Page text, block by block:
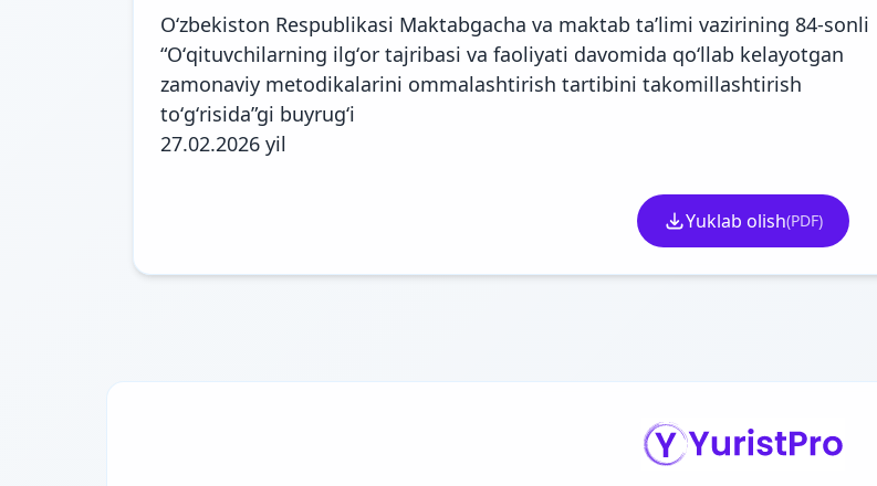
Oʻzbekiston Respublikasi Maktabgacha va maktab taʼlimi vazirining 84-sonli
“Oʻqituvchilarning ilgʻor tajribasi va faoliyati davomida qoʻllab kelayotgan
zamonaviy metodikalarini ommalashtirish tartibini takomillashtirish
toʻgʻrisida”gi buyrugʻi
27.02.2026 yil
Yuklab olish(PDF)